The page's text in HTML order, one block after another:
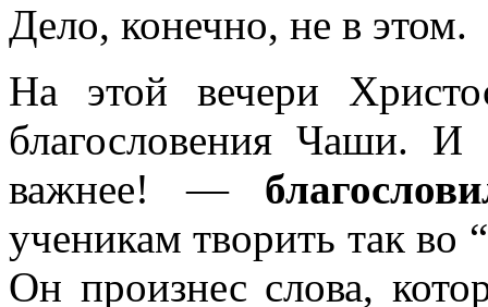
Дело, конечно, не в этом.
На этой вечери
благословения Чаши.
важнее! —
ученикам творить так
Он произнес слова,